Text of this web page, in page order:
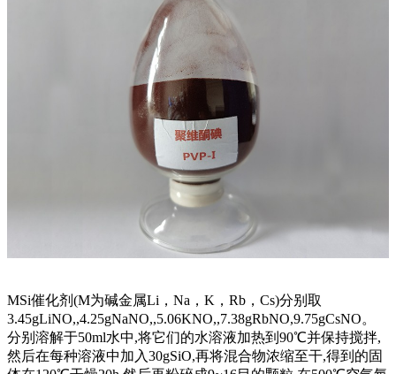
MSi催化剂(M为碱金属Li，Na，K，Rb，Cs)分别取
3.45gLiNO,,4.25gNaNO,,5.06KNO,,7.38gRbNO,9.75gCsNO。
分别溶解于50ml水中,将它们的水溶液加热到90℃并保持搅拌,
然后在每种溶液中加入30gSiO,再将混合物浓缩至干,得到的固